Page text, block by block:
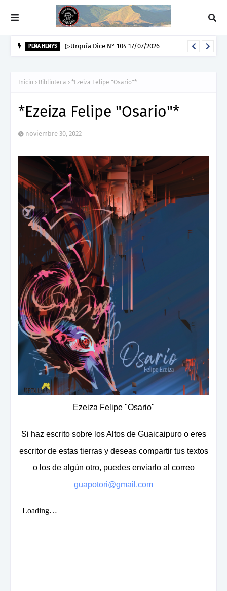
PEÑA HENYS ▷Urquía Dice N° 104 17/07/2026
Inicio Biblioteca *Ezeiza Felipe "Osario"*
*Ezeiza Felipe "Osario"*
noviembre 30, 2022
Ezeiza Felipe "Osario"
Si haz escrito sobre los Altos de Guaicaipuro o eres
escritor de estas tierras y deseas compartir tus textos
o los de algún otro, puedes enviarlo al correo
guapotori@gmail.com